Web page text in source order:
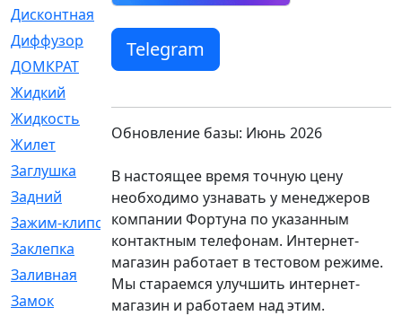
Дисконтная
Диффузор
[1]
ДОМКРАТ
[1]
Жидкий
Жидкость
Жилет
[1]
Заглушка
[21]
Задний
[528]
Зажим-клипса
[1]
Заклепка
[1]
Заливная
[4]
Замок
[12]
Telegram
Обновление базы: Июнь 2026
В настоящее время точную цену
необходимо узнавать у менеджеров
компании Фортуна по указанным
контактным телефонам. Интернет-
магазин работает в тестовом режиме.
Мы стараемся улучшить интернет-
магазин и работаем над этим.